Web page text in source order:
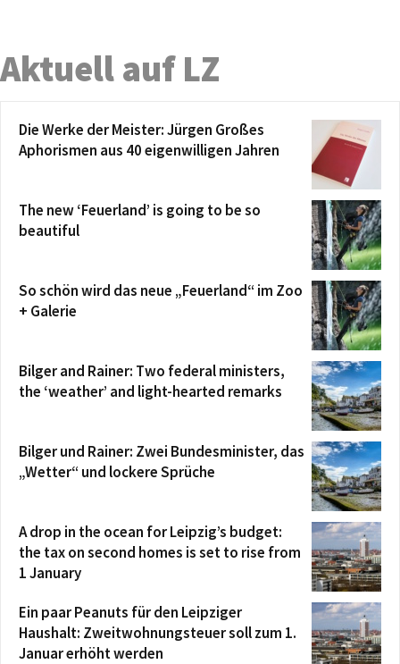
Aktuell auf LZ
Die Werke der Meister: Jürgen Großes
Aphorismen aus 40 eigenwilligen Jahren
The new ‘Feuerland’ is going to be so
beautiful
So schön wird das neue „Feuerland“ im Zoo
+ Galerie
Bilger and Rainer: Two federal ministers,
the ‘weather’ and light-hearted remarks
Bilger und Rainer: Zwei Bundesminister, das
„Wetter“ und lockere Sprüche
A drop in the ocean for Leipzig’s budget:
the tax on second homes is set to rise from
1 January
Ein paar Peanuts für den Leipziger
Haushalt: Zweitwohnungsteuer soll zum 1.
Januar erhöht werden